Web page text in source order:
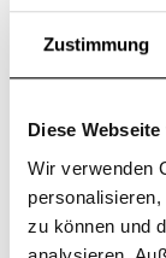
Zustimmung
Diese
Wir verwenden
zu können und
der
Beiträge zur
Bereich der
u.a. der
Development
konkreter